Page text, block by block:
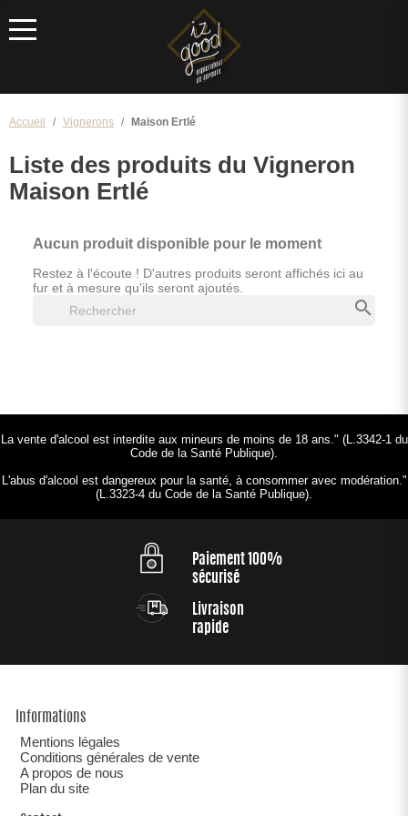
Menu
Accueil Vignerons Maison Ertlé
Liste des produits du Vigneron
Maison Ertlé
Aucun produit disponible pour le moment
Restez à l'écoute ! D'autres produits seront affichés ici au
fur et à mesure qu'ils seront ajoutés.
search
La vente d'alcool est interdite aux mineurs de moins de 18 ans." (L.3342-1 du
Code de la Santé Publique).
L'abus d'alcool est dangereux pour la santé, à consommer avec modération."
(L.3323-4 du Code de la Santé Publique).
Paiement 100%
sécurisé
Livraison
rapide
Informations
Mentions légales
Conditions générales de vente
A propos de nous
Plan du site